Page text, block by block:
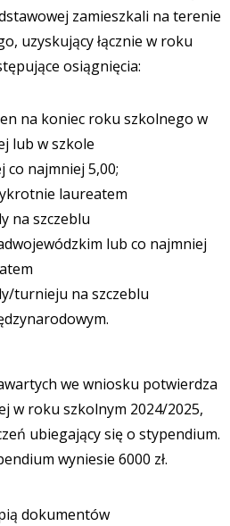
zamieszkali na terenie
uzyskujący łącznie w roku
osiągnięcia:
na koniec roku szkolnego w
lub w szkole
co najmniej 5,00;
laureatem
na szczeblu
lub co najmniej
turnieju na szczeblu
we wniosku potwierdza
w roku szkolnym 2024/2025,
ubiegający się o stypendium.
wyniesie 6000 zł.
dokumentów